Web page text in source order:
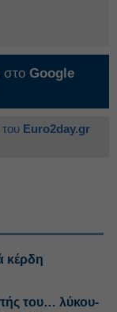
στο Google
Euro2day.gr
κέρδη
του… λύκου-